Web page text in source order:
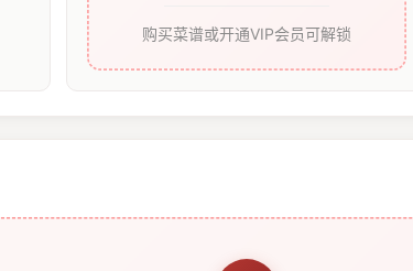
购买菜谱或开通VIP会员可解锁